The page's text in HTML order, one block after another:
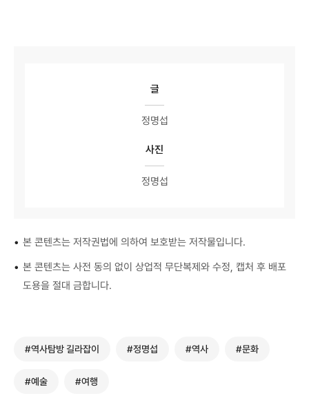
글
정명섭
사진
정명섭
• 본 콘텐츠는 저작권법에 의하여 보호받는 저작물입니다.
• 본 콘텐츠는 사전 동의 없이 상업적 무단복제와 수정, 캡처 후 배포
도용을 절대 금합니다.
#역사탐방 길라잡이 #정명섭 #역사 #문화
#예술 #여행